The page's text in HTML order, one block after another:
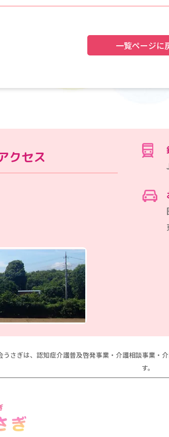
一覧ページに
クセス
うさぎは、認知症介護普及啓発事業・介護相談事業・
す。